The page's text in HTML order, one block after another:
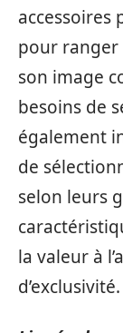
accessoires
pour ranger
son image
besoins de
également
de
selon leurs
la valeur à
d’exclusivité.